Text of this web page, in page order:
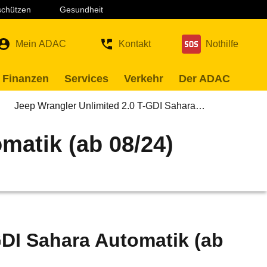
Gesundheit
Mein ADAC Kontakt Nothilfe
Services Verkehr Der ADAC
Jeep Wrangler Unlimited 2.0 T-GDI Sahara…
(ab 08/24)
Sahara Automatik (ab